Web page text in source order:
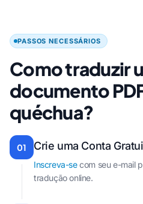
PASSOS NECESSÁRIOS
Como traduzir
documento
quéchua?
01 Crie uma Conta
Inscreva-secom seu e-mail
tradução online.